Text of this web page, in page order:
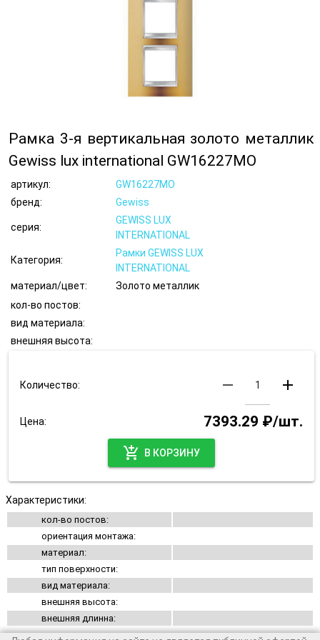
Рамка 3-я вертикальная золото металлик
Gewiss lux international GW16227MO
артикул:
GW16227MO
бренд:
Gewiss
серия:
GEWISS LUX
INTERNATIONAL
Категория:
Рамки GEWISS LUX
INTERNATIONAL
материал/цвет:
Золото металлик
кол-во постов:
вид материала:
внешняя высота:
Количество: remove add
Цена:
7393.29 ₽/шт.
add_shopping_cart
В КОРЗИНУ
Характеристики:
кол-во постов:
ориентация монтажа:
материал:
тип поверхности:
вид материала:
внешняя высота:
внешняя длинна: